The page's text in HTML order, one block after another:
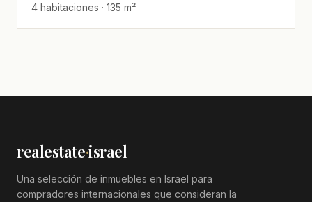
4 habitaciones · 135 m²
realestate·israel
Una selección de inmuebles en Israel para
compradores internacionales que consideran la